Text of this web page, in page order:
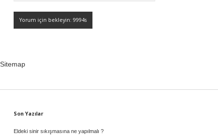
Sitemap
Sidebar
Son Yazılar
Eldeki sinir sıkışmasına ne yapılmalı ?